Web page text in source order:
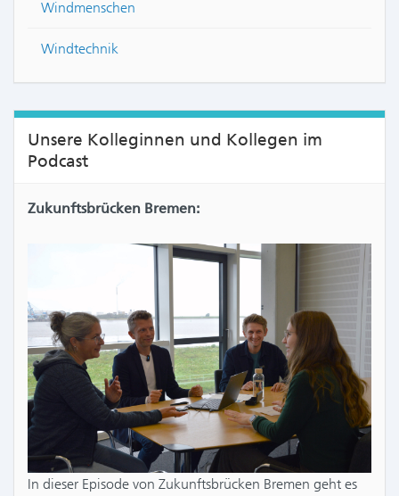
Windmenschen
Windtechnik
Unsere Kolleginnen und Kollegen im
Podcast
Zukunftsbrücken Bremen:
In dieser Episode von Zukunftsbrücken Bremen geht es